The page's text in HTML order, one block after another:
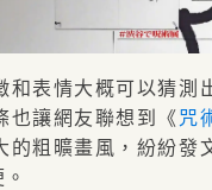
和表情大概可以猜測
也讓網友聯想到《咒
的粗曠畫風，紛紛發